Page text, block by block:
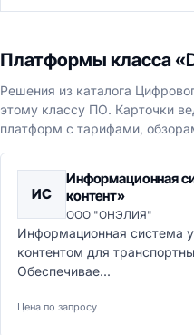
Платформы класса
Решения из каталога
этому классу ПО. Карточки
платформ с тарифами,
ИС
Информационная
контент»
ООО "ОНЭЛИЯ"
Информационная система
контентом для
Обеспечивае...
Цена по запросу